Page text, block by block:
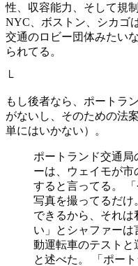
性、収容能力、そして規
NYC、ボストン、シカゴ
交通のロビー団体みたい
られてる。
└
もし後者なら、ポートラ
がないし、そのための法
単にはいかない）。
ポートランド交通
ーは、ウェイモが市
すると言ってる。
写真を撮ってるだけ
できるから、それ
い」とシャファーは
動運転車のテストと
と述べた。 「ポー